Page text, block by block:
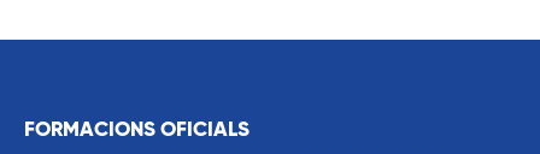
FORMACIONS OFICIALS